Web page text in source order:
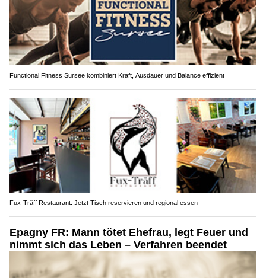
Functional Fitness Sursee kombiniert Kraft, Ausdauer und Balance effizient
Fux-Träff Restaurant: Jetzt Tisch reservieren und regional essen
Epagny FR: Mann tötet Ehefrau, legt Feuer und
nimmt sich das Leben – Verfahren beendet